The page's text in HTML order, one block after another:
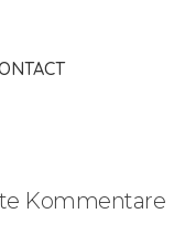
Kommentare